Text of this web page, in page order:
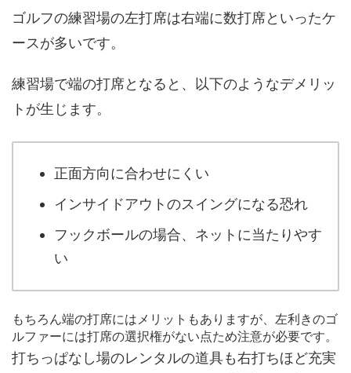
ゴルフの練習場の左打席は右端に数打席といったケ
ースが多いです。
練習場で端の打席となると、以下のようなデメリッ
トが生じます。
正面方向に合わせにくい
インサイドアウトのスイングになる恐れ
フックボールの場合、ネットに当たりやす
い
もちろん端の打席にはメリットもありますが、左利きのゴ
ルファーには打席の選択権がない点ため注意が必要です。
打ちっぱなし場のレンタルの道具も右打ちほど充実